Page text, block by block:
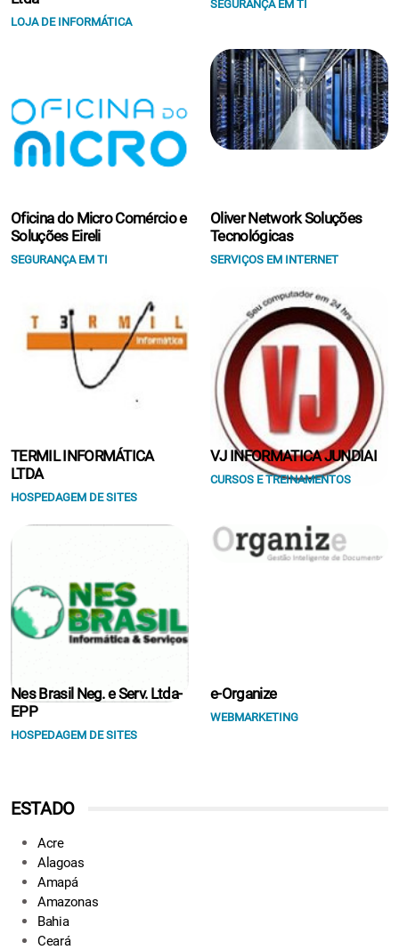
LOJA DE INFORMÁTICA
SEGURANÇA EM TI
Oficina do Micro Comércio e
Soluções Eireli
SEGURANÇA EM TI
Oliver Network Soluções
Tecnológicas
SERVIÇOS EM INTERNET
TERMIL INFORMÁTICA
LTDA
HOSPEDAGEM DE SITES
VJ INFORMATICA JUNDIAI
CURSOS E TREINAMENTOS
Nes Brasil Neg. e Serv. Ltda-
EPP
HOSPEDAGEM DE SITES
e-Organize
WEBMARKETING
ESTADO
Acre
Alagoas
Amapá
Amazonas
Bahia
Ceará